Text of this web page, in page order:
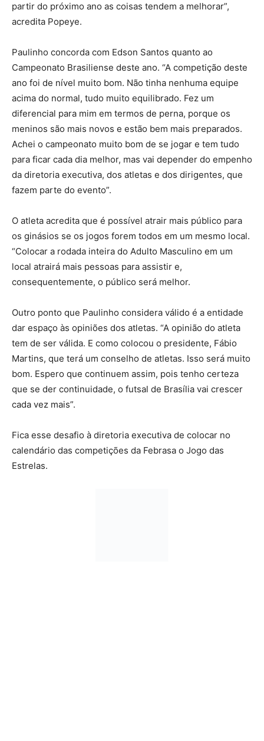
partir do próximo ano as coisas tendem a melhorar”,
acredita Popeye.
Paulinho concorda com Edson Santos quanto ao
Campeonato Brasiliense deste ano. “A competição deste
ano foi de nível muito bom. Não tinha nenhuma equipe
acima do normal, tudo muito equilibrado. Fez um
diferencial para mim em termos de perna, porque os
meninos são mais novos e estão bem mais preparados.
Achei o campeonato muito bom de se jogar e tem tudo
para ficar cada dia melhor, mas vai depender do empenho
da diretoria executiva, dos atletas e dos dirigentes, que
fazem parte do evento”.
O atleta acredita que é possível atrair mais público para
os ginásios se os jogos forem todos em um mesmo local.
“Colocar a rodada inteira do Adulto Masculino em um
local atrairá mais pessoas para assistir e,
consequentemente, o público será melhor.
Outro ponto que Paulinho considera válido é a entidade
dar espaço às opiniões dos atletas. “A opinião do atleta
tem de ser válida. E como colocou o presidente, Fábio
Martins, que terá um conselho de atletas. Isso será muito
bom. Espero que continuem assim, pois tenho certeza
que se der continuidade, o futsal de Brasília vai crescer
cada vez mais”.
Fica esse desafio à diretoria executiva de colocar no
calendário das competições da Febrasa o Jogo das
Estrelas.